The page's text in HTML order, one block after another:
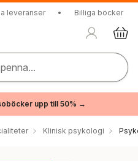
leveranser • Billiga böcker
upp till 50% →
Klinisk psykologi